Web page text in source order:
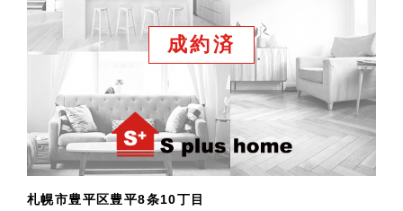
成約済
札幌市豊平区豊平8条10丁目